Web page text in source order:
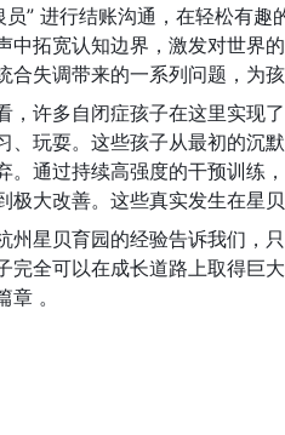
” 进行结账沟通，在轻松有
中拓宽认知边界，激发对世界
合失调带来的一系列问题，为
，许多自闭症孩子在这里实现
、玩耍。这些孩子从最初的沉
。通过持续高强度的干预训练
极大改善。这些真实发生在星
州星贝育园的经验告诉我们
完全可以在成长道路上取得巨
。